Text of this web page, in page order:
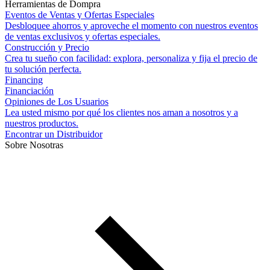
Herramientas de Dompra
Eventos de Ventas y Ofertas Especiales
Desbloquee ahorros y aproveche el momento con nuestros eventos
de ventas exclusivos y ofertas especiales.
Construcción y Precio
Crea tu sueño con facilidad: explora, personaliza y fija el precio de
tu solución perfecta.
Financing
Financiación
Opiniones de Los Usuarios
Lea usted mismo por qué los clientes nos aman a nosotros y a
nuestros productos.
Encontrar un Distribuidor
Sobre Nosotras